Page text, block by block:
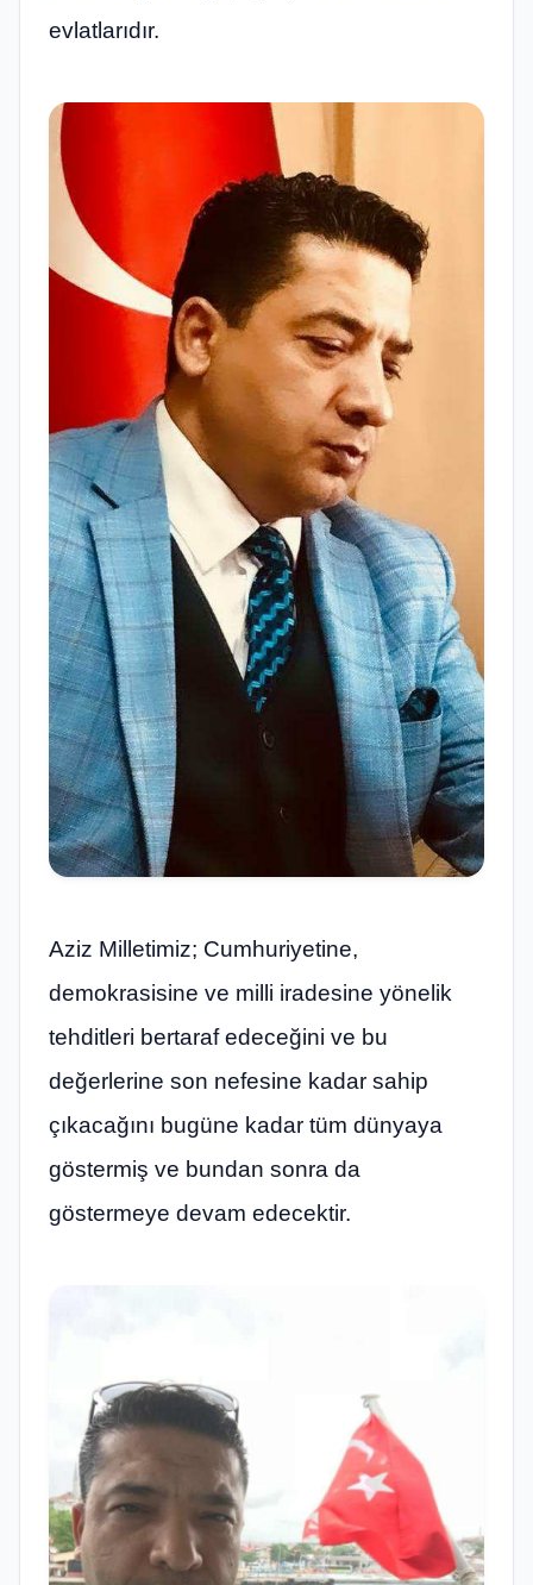
evlatlarıdır.
Aziz Milletimiz; Cumhuriyetine,
demokrasisine ve milli iradesine yönelik
tehditleri bertaraf edeceğini ve bu
değerlerine son nefesine kadar sahip
çıkacağını bugüne kadar tüm dünyaya
göstermiş ve bundan sonra da
göstermeye devam edecektir.